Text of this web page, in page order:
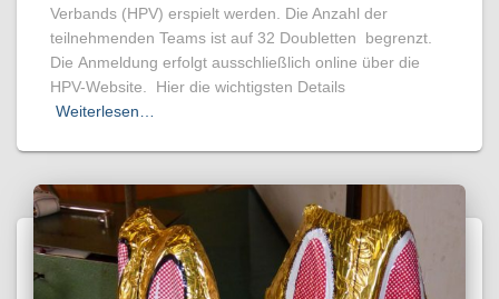
Verbands (HPV) erspielt werden. Die Anzahl der
teilnehmenden Teams ist auf 32 Doubletten begrenzt.
Die Anmeldung erfolgt ausschließlich online über die
HPV-Website. Hier die wichtigsten Details
Weiterlesen…